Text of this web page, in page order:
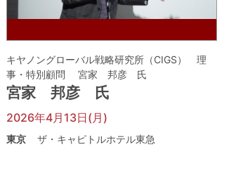
キヤノングローバル戦略研究所（CIGS） 理
事・特別顧問 宮家 邦彦 氏
宮家 邦彦 氏
2026年4月13日(月)
東京 ザ・キャピトルホテル東急